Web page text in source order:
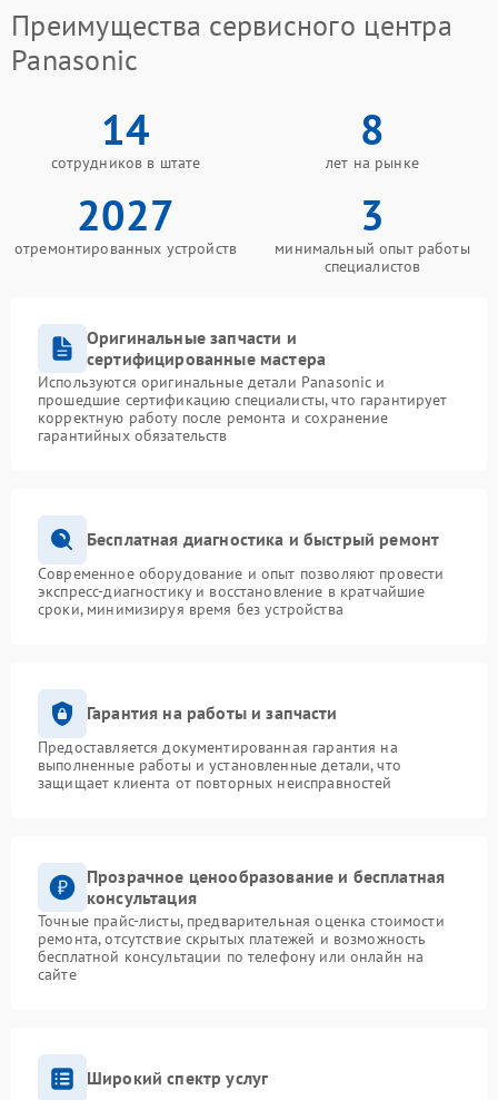
Преимущества сервисного центра
Panasonic
14
сотрудников в штате
8
лет на рынке
2027
отремонтированных устройств
3
минимальный опыт работы
специалистов
Оригинальные запчасти и
сертифицированные мастера
Используются оригинальные детали Panasonic и
прошедшие сертификацию специалисты, что гарантирует
корректную работу после ремонта и сохранение
гарантийных обязательств
Бесплатная диагностика и быстрый ремонт
Современное оборудование и опыт позволяют провести
экспресс-диагностику и восстановление в кратчайшие
сроки, минимизируя время без устройства
Гарантия на работы и запчасти
Предоставляется документированная гарантия на
выполненные работы и установленные детали, что
защищает клиента от повторных неисправностей
Прозрачное ценообразование и бесплатная
консультация
Точные прайс-листы, предварительная оценка стоимости
ремонта, отсутствие скрытых платежей и возможность
бесплатной консультации по телефону или онлайн на
сайте
Широкий спектр услуг